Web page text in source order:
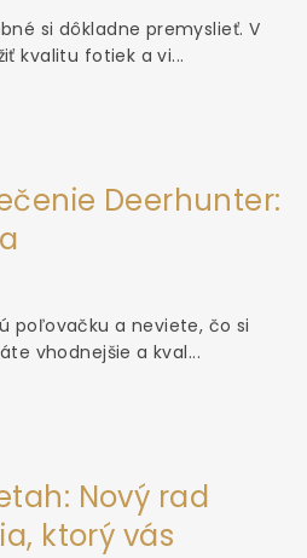
si dôkladne premyslieť. V
kvalitu fotiek a vi...
Deerhunter:
poľovačku a neviete, čo si
vhodnejšie a kval...
Nový rad
ktorý vás